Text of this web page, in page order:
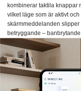
kombinerar taktila knappar
vilket läge som är aktivt
skärmmeddelanden
betryggande –